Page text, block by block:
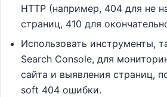
HTTP (например, 404 для не
страниц, 410 для
Использовать инструменты,
Search Console, для
сайта и выявления страниц,
soft 404 ошибки.